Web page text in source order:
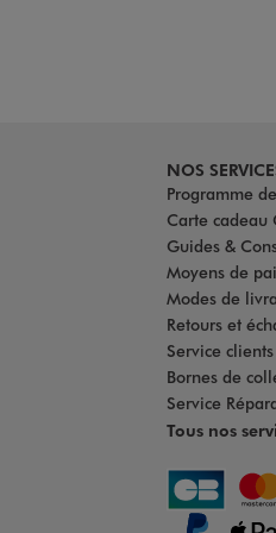
NOS
Programme
Carte cadeau
Guides &
Moyens de
Modes de
Retours et
Service
Bornes de
Service
Tous nos